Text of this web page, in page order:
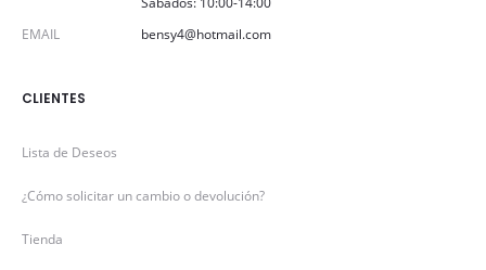
EMAIL
bensy4@hotmail.com
CLIENTES
Lista de Deseos
¿Cómo solicitar un cambio o devolución?
Tienda